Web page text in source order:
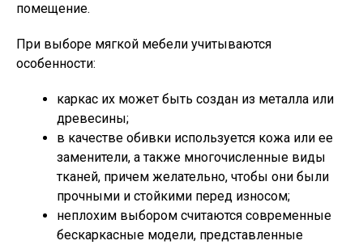
помещение.
При выборе мягкой мебели учитываются
особенности:
каркас их может быть создан из металла или
древесины;
в качестве обивки используется кожа или ее
заменители, а также многочисленные виды
тканей, причем желательно, чтобы они были
прочными и стойкими перед износом;
неплохим выбором считаются современные
бескаркасные модели, представленные